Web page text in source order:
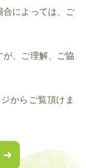
合によっては、ご
が、ご理解、ご協
からご覧頂けま